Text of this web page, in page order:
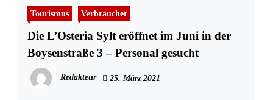
Tourismus Verbraucher
Die L’Osteria Sylt eröffnet im Juni in der
Boysenstraße 3 – Personal gesucht
Redakteur 25. März 2021